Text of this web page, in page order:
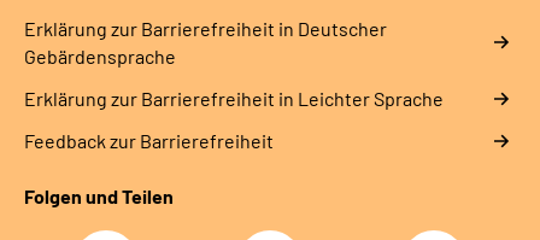
Erklärung zur Barrierefreiheit in Deutscher
Gebärdensprache
Erklärung zur Barrierefreiheit in Leichter Sprache
Feedback zur Barrierefreiheit
Folgen und Teilen